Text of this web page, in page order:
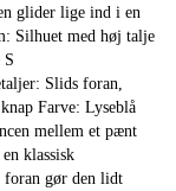
glider lige ind i en
Silhuet med høj talje
S
Slids foran,
Farve: Lyseblå
mellem et pænt
klassisk
foran gør den lidt